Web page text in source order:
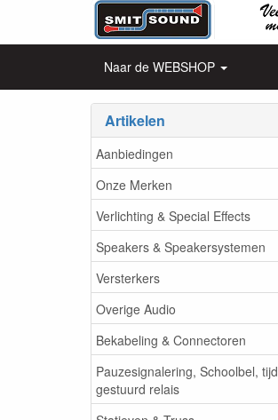
Naar de WEBSHOP
Artikelen
Aanbiedingen
Onze Merken
Verlichting & Special Effects
Speakers & Speakersystemen
Versterkers
Overige Audio
Bekabeling & Connectoren
Pauzesignalering, Schoolbel, tijd
gestuurd relais